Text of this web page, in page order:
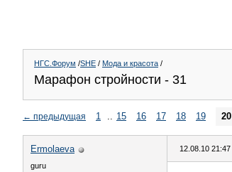
НГС.Форум /SHE / Мода и красота /
Марафон стройности - 31
← предыдущая 1 .. 15 16 17 18 19 20
Ermolaeva
guru
12.08.10 21:47